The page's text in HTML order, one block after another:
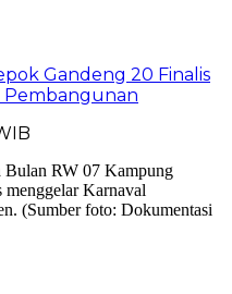
Gandeng 20 Finalis
Pembangunan